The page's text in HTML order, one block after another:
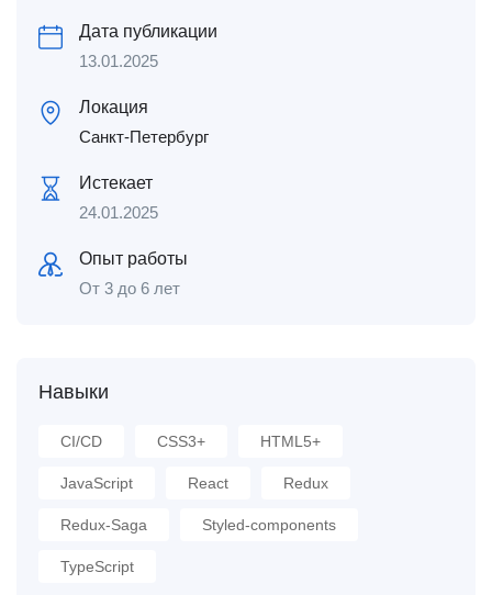
Дата публикации
13.01.2025
Локация
Санкт-Петербург
Истекает
24.01.2025
Опыт работы
От 3 до 6 лет
Навыки
CI/CD CSS3+ HTML5+
JavaScript React Redux
Redux-Saga Styled-components
TypeScript